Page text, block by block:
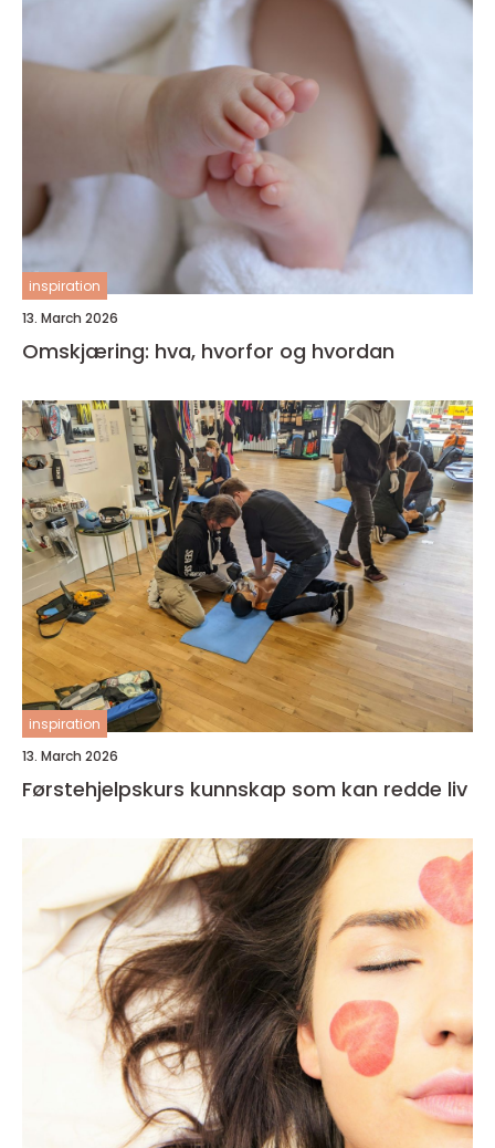
inspiration
13. March 2026
Omskjæring: hva, hvorfor og hvordan
inspiration
13. March 2026
Førstehjelpskurs kunnskap som kan redde liv